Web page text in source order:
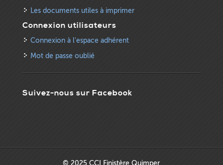
Les documents utiles à imprimer
Connexion utilisateurs
Connexion à l'espace adhérent
Mot de passe oublié
Suivez-nous sur Facebook
© 2025 CCI Finistère Quimper